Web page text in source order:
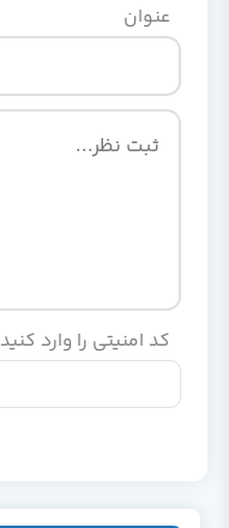
عنوان
کد امنیتی را وارد کنید